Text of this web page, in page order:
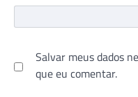
Salvar meus dados
que eu comentar.